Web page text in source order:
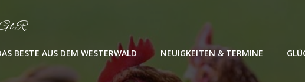
BESTE AUS DEM WESTERWALD NEUIGKEITEN & TERMINE